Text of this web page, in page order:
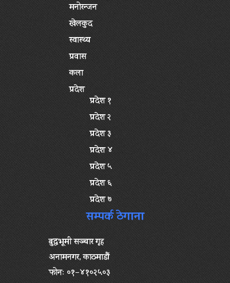
मनोरन्जन
खेलकुद
स्वास्थ्य
प्रवास
कला
प्रदेश
प्रदेश १
प्रदेश २
प्रदेश ३
प्रदेश ४
प्रदेश ५
प्रदेश ६
प्रदेश ७
सम्पर्क ठेगाना
बुद्धभूमी सञ्चार गृह
अनामनगर, काठमाडौं
फोनः ०१–४१०२५०३